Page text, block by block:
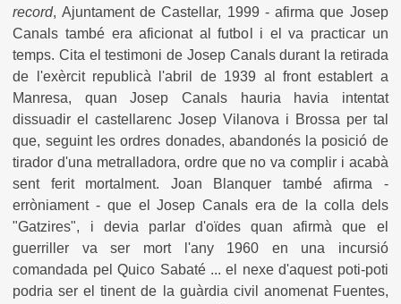
record, Ajuntament de Castellar, 1999 - afirma que Josep
Canals també era aficionat al futbol i el va practicar un
temps. Cita el testimoni de Josep Canals durant la retirada
de l'exèrcit republicà l'abril de 1939 al front establert a
Manresa, quan Josep Canals hauria havia intentat
dissuadir el castellarenc Josep Vilanova i Brossa per tal
que, seguint les ordres donades, abandonés la posició de
tirador d'una metralladora, ordre que no va complir i acabà
sent ferit mortalment. Joan Blanquer també afirma -
erròniament - que el Josep Canals era de la colla dels
"Gatzires", i devia parlar d'oïdes quan afirmà que el
guerriller va ser mort l'any 1960 en una incursió
comandada pel Quico Sabaté ... el nexe d'aquest poti-poti
podria ser el tinent de la guàrdia civil anomenat Fuentes,